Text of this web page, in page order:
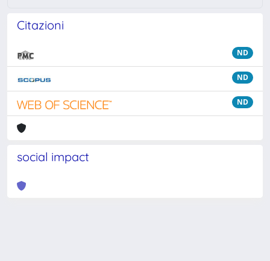
Citazioni
ND
ND
ND
social impact